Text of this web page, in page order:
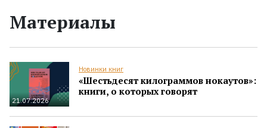
Материалы
21.07.2026
Новинки книг
«Шестьдесят килограммов нокаутов»:
книги, о которых говорят